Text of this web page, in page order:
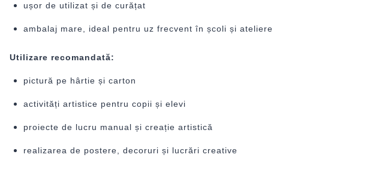
ușor de utilizat și de curățat
ambalaj mare, ideal pentru uz frecvent în școli și ateliere
Utilizare recomandată:
pictură pe hârtie și carton
activități artistice pentru copii și elevi
proiecte de lucru manual și creație artistică
realizarea de postere, decoruri și lucrări creative